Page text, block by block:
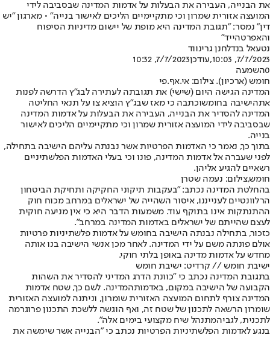
את הבנייה, העבירה את הבעלות על אדמות המדינה שבסביבה לידי
המועצה אזורית שמרון וכי מתקיימיים הליכים לאישור בנייה" • מארגון "יש
דין" נמסר: "תגובת המדינה היא מופת של יישום מדיניות הסיפוח
והאפרטהייד"
נטעאל בנדלחנן גרינווד
7/7/2023, 10:03
,עודכן7/7/2023, 10:32
0השמעה
חומש (ארכיון). צילום: אי.אף.פי
המדינה הגישה היום (שישי) את תגובתה לעתירה לבג"ץ הדרשה לפנות
אתהישיבה בחומשוכתבה כי מאז שבג"ץ הוציא צו על תנאי החליטה
המדינה להסדיר את הבנייה, העבירה את הבעלות על אדמות המדינה
שבסביבה לידי המועצה אזורית שמרון וכי מתקיימיים הליכים לאישור
בנייה.
בתוך כך, נאמר כי האדמות הפרטיות אשר נבנתה עליהם הישיבה בתחילה,
לפני שעברה אל אדמות המדינה, פונו וכי בעלי האדמות הפלשתיניים
רשאיים להגיע אליהן.
חומש,צילום: נעמה שטרן
בהחלטת המדינה נכתב: "בעקבות תיקוני החקיקה ותחיקת הביטחון
הרלוונטיים לענייננו, איסור השהייה של ישראלים במרחב מכוח חוק
ההתנתקות אינו בתוקף עוד. משמעות הדבר היא כי אין מניעה חוקית
לעצם שהייתם של ישראלים באדמות המדינה במרחב".
כזכור, בתחילה נבנתה הישיבה בחומש על אדמות פלשתיניות פרטיות
אולם פונתה משם על ידי המדינה. לאחר מכן אנשי הישיבה בנו אותה
מחדש על אדמות מדינה באופן בלתי חוקי.
ישיבת חומש // קרדיט: ישיבת חומש
בתגובת המדינה נכתב כי "כוונת הדרג המדיני להסדיר את השהות
הקבועה של הישיבה במקום, באדמותהמדינה. לשם כך, שטח אדמות
המדינה צורף לתחום המועצה האזורית שומרון, וניתנה למועצה האזורית
שומרון הרשאה לתכנון של שטח זה, ואף הוגשה ללשכת התכנון פרוגרמה
לתכנית, לגביהמתנהל שיח מקצועי בימים אלה".
בנגע לאדמות הפלשתיניות הפרטיות נכתב כי "הבנייה אשר שימשה את